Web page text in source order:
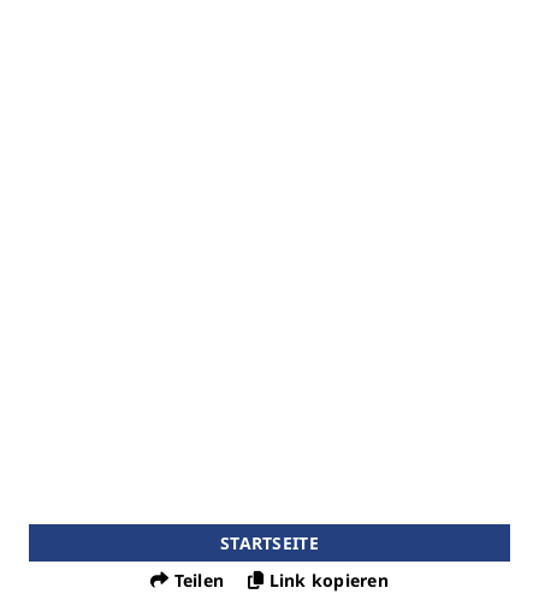
STARTSEITE
Teilen
Link kopieren